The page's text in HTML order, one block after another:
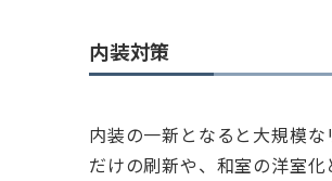
内装対策
内装の一新となると大規模
だけの刷新や、和室の洋室